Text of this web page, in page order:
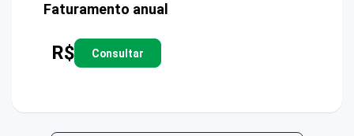
Faturamento anual
R$ Consultar